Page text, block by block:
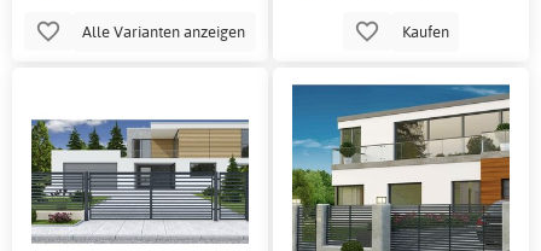
Alle Varianten anzeigen Kaufen